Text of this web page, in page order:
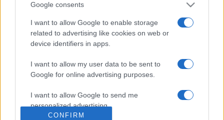
Google consents
I want to allow Google to enable storage
related to advertising like cookies on web or
device identifiers in apps.
I want to allow my user data to be sent to
Google for online advertising purposes.
I want to allow Google to send me
personalized advertising.
CONFIRM
Kiskori fiús szokásai miatt ragadt rá
ikonikus beceneve a brit énekesnőre
Huszonöt éve, 1999. március 2-án halt meg Dusty
Springfield, akit a Rolling Stone magazin minden idők legjobb
brit popénekesének nevezett, és aki szólókarrierje alatt
húsz albumot jelentetett meg. Számtalan dala ért fel a
slágerlisták csúcsára, köztük az egyik legismertebb, a Son
of a Preacher Man című.